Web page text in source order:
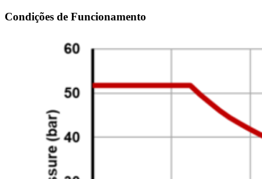
Condições de Funcionamento